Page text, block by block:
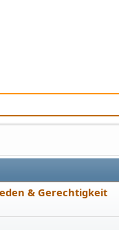
& Gerechtigkeit